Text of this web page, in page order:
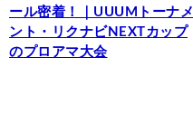
ール密着！｜UUUMトーナメ
ント・リクナビNEXTカップ
のプロアマ大会